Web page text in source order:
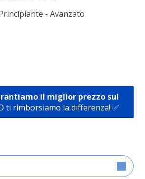
- Avanzato
il miglior prezzo sul
ti rimborsiamo la differenza! ✅